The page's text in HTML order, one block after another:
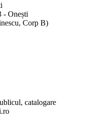
- Onești
Corp B)
catalogare